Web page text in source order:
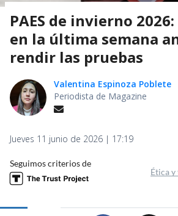
PAES de invierno
en la última semana
rendir las pruebas
Valentina Espinoza Poblete
Periodista de Magazine
Jueves 11 junio de 2026 | 17:19
Seguimos criterios de
Ética y